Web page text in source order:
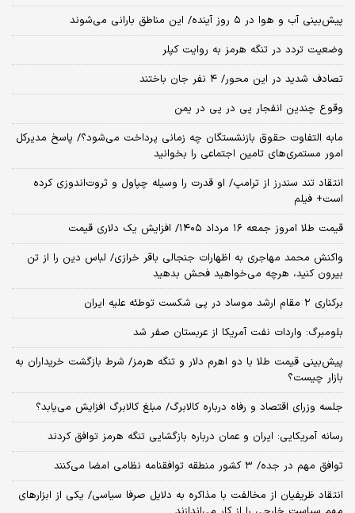
پیش‌بینی آب و هوا در ۵ روز آینده/ این مناطق بارانی می‌شوند
وضعیت تردد در تنگه هرمز به روایت کپلر
تصادف شدید در این محور/ ۴ نفر جان باختند
وقوع چندین انفجار پی در پی در یمن
مابه التفاوت حقوق بازنشستگان چه زمانی پرداخت می‌شود؟/ پاسخ مدیرکل
امور مستمری‌های تامین اجتماعی را بخوانید
انتقاد تند سندرز از ترامپ/ او قدرت را وسیله چپاول و ثروت‌اندوزی کرده
است+ فیلم
قیمت طلا امروز جمعه ۱۶ مرداد ۱۴۰۵/ افزایش یک دلاری قیمت
واکنش محمد مهاجری به اظهارات جنجالی باقر خرازی/ لباس دین را از تن
بیرون کنید، هرچه می‌خواهید فحش بدهید
برکناری ۲ مقام‌ ارشد موساد در پی شکست توطئه علیه ایران
بلومبرگ: واردات نفت آمریکا از عربستان صفر شد
پیش‌بینی قیمت طلا با دو اهرم دلار و تنگه هرمز/ شرط بازگشت خریداران به
بازار چیست؟
جلسه وزرای اقتصاد و رفاه درباره کالابرگ/ مبلغ کالابرگ افزایش می‌یابد؟
رسانه آمریکایی: ایران و عمان درباره بازگشایی تنگه هرمز توافق کردند
توافق مهم در جده/ ۳ کشور منطقه توافقنامه نظامی امضا می‌کنند
انتقاد ظریفیان از مخالفت با مذاکره به دلایل صرفا سیاسی/ یکی از ابزارهای